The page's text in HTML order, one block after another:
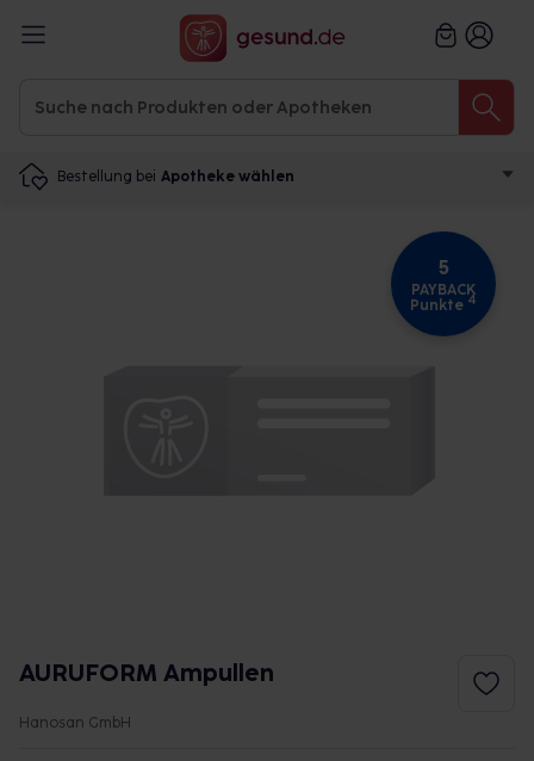
Bestellung bei Apotheke wählen
5
PAYBACK
Punkte 4
AURUFORM Ampullen
Hanosan GmbH